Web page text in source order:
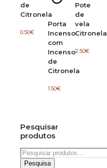
de
Citronela
0.50€
Porta
Incenso
com
Incenso
de
Citronela
1.50€
Pote
de
vela
Citronela
2.50€
Pesquisar
produtos
Pesquisar
por:
Pesquisa